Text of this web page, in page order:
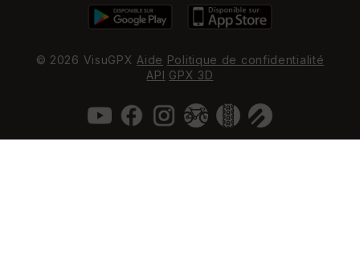
© 2026 VisuGPX Aide Politique de confidentialité
API GPX 3D